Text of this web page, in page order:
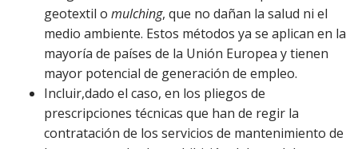
geotextil o mulching, que no dañan la salud ni el
medio ambiente. Estos métodos ya se aplican en la
mayoría de países de la Unión Europea y tienen
mayor potencial de generación de empleo.
Incluir,dado el caso, en los pliegos de
prescripciones técnicas que han de regir la
contratación de los servicios de mantenimiento de